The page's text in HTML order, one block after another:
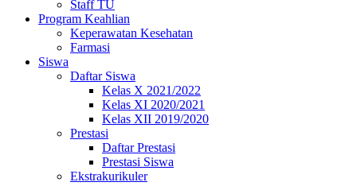
Staff TU
Program Keahlian
Keperawatan Kesehatan
Farmasi
Siswa
Daftar Siswa
Kelas X 2021/2022
Kelas XI 2020/2021
Kelas XII 2019/2020
Prestasi
Daftar Prestasi
Prestasi Siswa
Ekstrakurikuler